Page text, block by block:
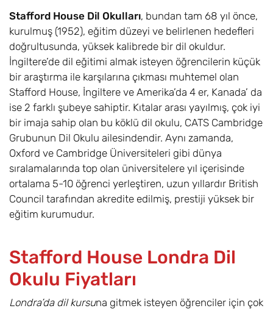
Stafford House Dil Okulları, bundan tam 68 yıl önce,
kurulmuş (1952), eğitim düzeyi ve belirlenen hedefleri
doğrultusunda, yüksek kalibrede bir dil okuldur.
İngiltere’de dil eğitimi almak isteyen öğrencilerin küçük
bir araştırma ile karşılarına çıkması muhtemel olan
Stafford House, İngiltere ve Amerika’da 4 er, Kanada’ da
ise 2 farklı şubeye sahiptir. Kıtalar arası yayılmış, çok iyi
bir imaja sahip olan bu köklü dil okulu, CATS Cambridge
Grubunun Dil Okulu ailesindendir. Aynı zamanda,
Oxford ve Cambridge Üniversiteleri gibi dünya
sıralamalarında top olan üniversitelere yıl içerisinde
ortalama 5-10 öğrenci yerleştiren, uzun yıllardır British
Council tarafından akredite edilmiş, prestiji yüksek bir
eğitim kurumudur.
Stafford House Londra Dil
Okulu Fiyatları
Londra’da dil kursuna gitmek isteyen öğrenciler için çok